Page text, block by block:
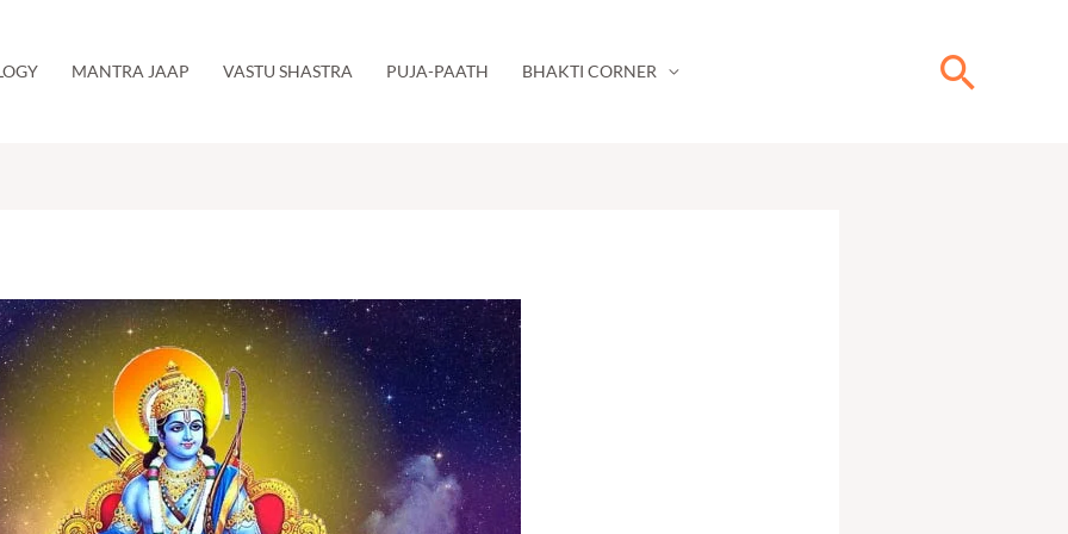
MANTRA JAAP VASTU SHASTRA PUJA-PAATH BHAKTI CORNER